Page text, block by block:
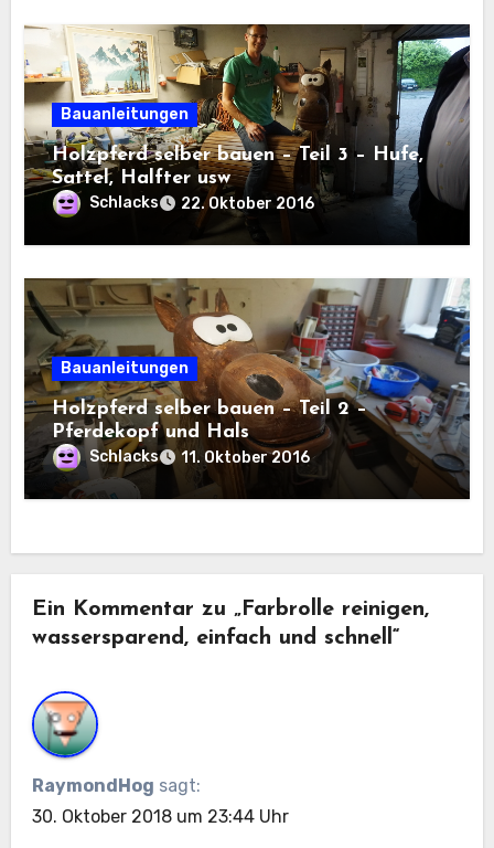
Bauanleitungen
Holzpferd selber bauen – Teil 3 – Hufe,
Sattel, Halfter usw
Schlacks 22. Oktober 2016
Bauanleitungen
Holzpferd selber bauen – Teil 2 –
Pferdekopf und Hals
Schlacks 11. Oktober 2016
Ein Kommentar zu „Farbrolle reinigen,
wassersparend, einfach und schnell“
RaymondHog sagt:
30. Oktober 2018 um 23:44 Uhr